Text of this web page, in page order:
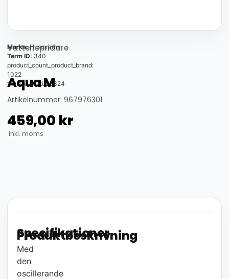
Vattenspridare
Marka:Husqvarna
Term ID: 340
product_count_product_brand:
1022
thumbnail_id: 25324
Aqua M
Artikelnummer: 967976301
459,00 kr
Inkl. moms
Produktbeskrivning
Med
den
oscillerande
Specifikationer